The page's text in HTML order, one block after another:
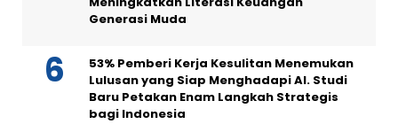
Generasi Muda
53% Pemberi Kerja Kesulitan Menemukan
Lulusan yang Siap Menghadapi AI. Studi
Baru Petakan Enam Langkah Strategis
bagi Indonesia